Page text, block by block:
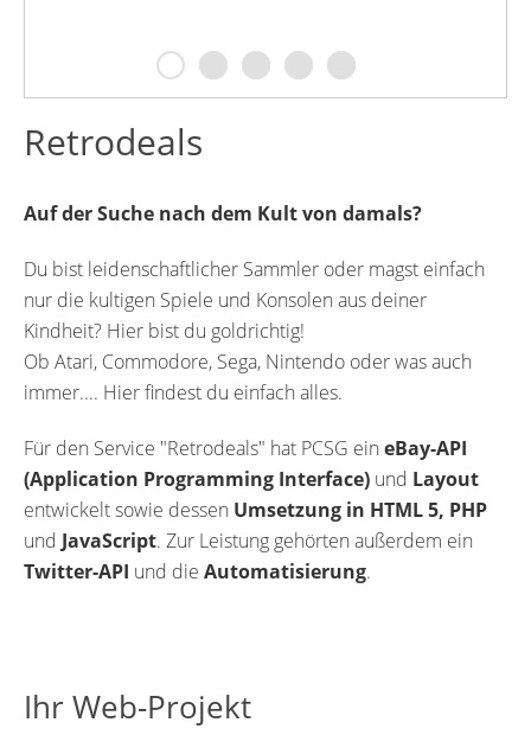
Retrodeals
Auf der Suche nach dem Kult von damals?
Du bist leidenschaftlicher Sammler oder magst einfach
nur die kultigen Spiele und Konsolen aus deiner
Kindheit? Hier bist du goldrichtig!
Ob Atari, Commodore, Sega, Nintendo oder was auch
immer.... Hier findest du einfach alles.
Für den Service "Retrodeals" hat PCSG ein eBay-API
(Application Programming Interface) und Layout
entwickelt sowie dessen Umsetzung in HTML 5, PHP
und JavaScript. Zur Leistung gehörten außerdem ein
Twitter-API und die Automatisierung.
Ihr Web-Projekt